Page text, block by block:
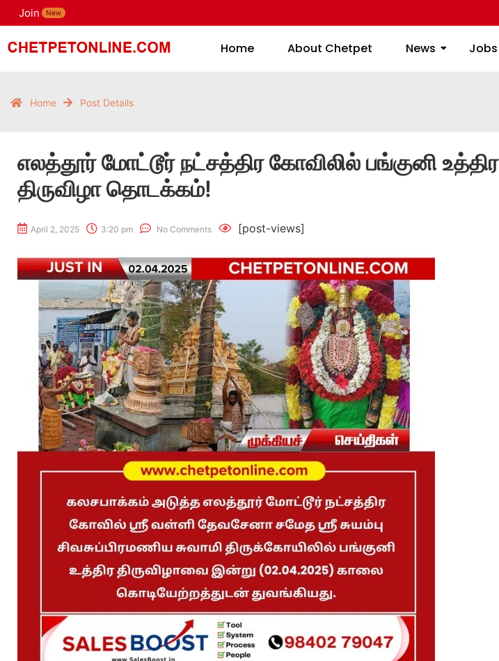
Join New
Home About Chetpet News Jobs
Home Post Details
எலத்தூர் மோட்டூர் நட்சத்திர கோவிலில் பங்குனி உத்திர
திருவிழா தொடக்கம்!
April 2, 2025 3:20 pm No Comments [post-views]